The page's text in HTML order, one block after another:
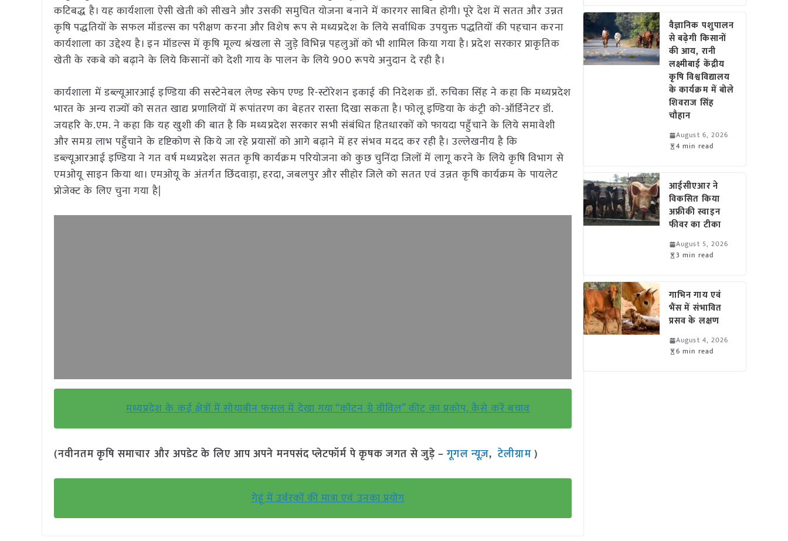
कटिबद्ध है। यह कार्यशाला ऐसी खेती को सीखने और उसकी समुचित योजना बनाने में कारगर साबित होगी। पूरे देश में सतत और उन्नत
कृषि पद्धतियों के सफल मॉडल्स का परीक्षण करना और विशेष रूप से मध्यप्रदेश के लिये सर्वाधिक उपयुक्त पद्धतियों की पहचान करना
कार्यशाला का उद्देश्य है। इन मॉडल्स में कृषि मूल्य श्रंखला से जुड़े विभिन्न पहलुओं को भी शामिल किया गया है। प्रदेश सरकार प्राकृतिक
खेती के रकबे को बढ़ाने के लिये किसानों को देशी गाय के पालन के लिये 900 रूपये अनुदान दे रही है।
कार्यशाला में डब्ल्यूआरआई इण्डिया की सस्टेनेबल लेण्ड स्केप एण्ड रि-स्टोरेशन इकाई की निदेशक डॉ. रुचिका सिंह ने कहा कि मध्यप्रदेश
भारत के अन्य राज्यों को सतत खाद्य प्रणालियों में रूपांतरण का बेहतर रास्ता दिखा सकता है। फोलू इण्डिया के कंट्री को-ऑर्डिनेटर डॉ.
जयहरि के.एम. ने कहा कि यह खुशी की बात है कि मध्यप्रदेश सरकार सभी संबंधित हितधारकों को फायदा पहुँचाने के लिये समावेशी
और समग्र लाभ पहुँचाने के दृष्टिकोण से किये जा रहे प्रयासों को आगे बढ़ाने में हर संभव मदद कर रही है। उल्लेखनीय है कि
डब्ल्यूआरआई इण्डिया ने गत वर्ष मध्यप्रदेश सतत कृषि कार्यक्रम परियोजना को कुछ चुनिंदा जिलों में लागू करने के लिये कृषि विभाग से
एमओयू साइन किया था। एमओयू के अंतर्गत छिंदवाड़ा, हरदा, जबलपुर और सीहोर जिले को सतत एवं उन्नत कृषि कार्यक्रम के पायलेट
प्रोजेक्ट के लिए चुना गया है|
मध्यप्रदेश के कई क्षेत्रों में सोयाबीन फसल में देखा गया “कॉटन ग्रे वीविल” कीट का प्रकोप, कैसे करें बचाव
(नवीनतम कृषि समाचार और अपडेट के लिए आप अपने मनपसंद प्लेटफॉर्म पे कृषक जगत से जुड़े –गूगल न्यूज़,टेलीग्राम)
गेहूं में उर्वरकों की मात्रा एवं उनका प्रयोग
वैज्ञानिक पशुपालन
से बढ़ेगी किसानों
की आय, रानी
लक्ष्मीबाई केंद्रीय
कृषि विश्वविद्यालय
के कार्यक्रम में बोले
शिवराज सिंह
चौहान
August 6, 2026
4 min read
आईसीएआर ने
विकसित किया
अफ्रीकी स्वाइन
फीवर का टीका
August 5, 2026
3 min read
गाभिन गाय एवं
भैंस में संभावित
प्रसव के लक्षण
August 4, 2026
6 min read